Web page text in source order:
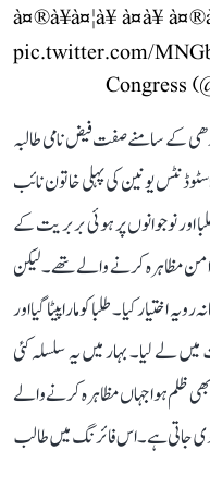
à¤®à¥à¤¦à¥ à¤à¥
pic.twitter.com/
کے سامنے صفت فیض نامی طالبہ
یونین کی پہلی خاتون نائب
میں 20 جولائی کو طلبا اور نوجوانوں پر ہوئی بربریت کے
پرامن مظاہرہ کرنے والے تھے۔ لیکن
کیا۔ طلبا کو مارا پیٹا گیا اور
لے لیا۔ بہار میں یہ سلسلہ کئی
ظلم ہوا جہاں مظاہرہ کرنے والے
47 سے فائرنگ کر دی جاتی ہے۔ اس فائرنگ میں طالب